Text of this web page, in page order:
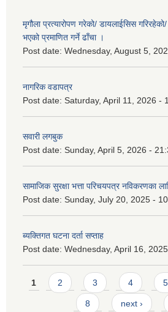
मृगौला प्रत्यारोपण गरेको/ डायलाईसिस
भएको प्रमाणित गर्ने ढाँचा ।
Post date: Wednesday, August 5,
नागरिक वडापत्र
Post date: Saturday, April 11, 2026 -
सवारी लगबुक
Post date: Sunday, April 5, 2026 -
सामाजिक सुरक्षा भत्ता परिचयपत्र नविकरणका
Post date: Sunday, July 20, 2025 -
ब्यक्तिगत घटना दर्ता सप्ताह
Post date: Wednesday, April 16,
Pages
1 2 3 4 5
8 next ›